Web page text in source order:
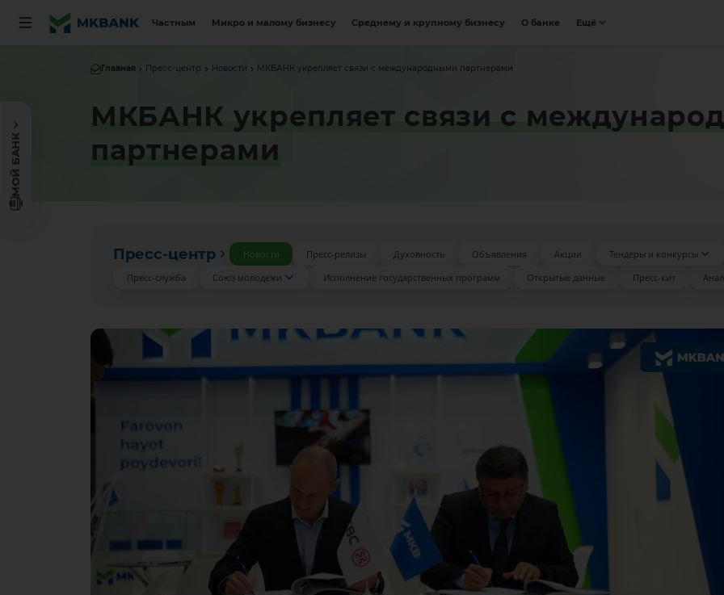
Частным Микро и малому бизнесу Среднему и крупному бизнесу О банке Ещё
МОЙ БАНК
Главная Пресс-центр Новости МКБАНК укрепляет связи с международными партнерами
МКБАНК укрепляет связи с
партнерами
Пресс-центр Новости Пресс-релизы Духовность Объявления Акции
Тендеры и конкурсы
Пресс-служба
Союз молодежи Исполнение государственных программ Открытые данные Пресс-кит